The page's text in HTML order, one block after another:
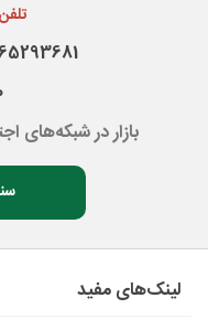
بازار در شبکه‌های
لینک‌های مفید